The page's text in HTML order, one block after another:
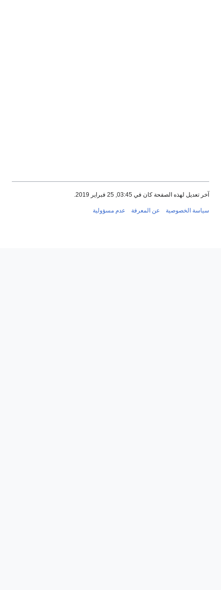
لهذه الصفحة كان في 03:45, 25 فبراير 2019.
الخصوصية عن المعرفة عدم مسؤولية